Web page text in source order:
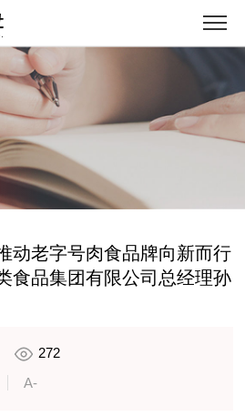
动老字号肉食品牌向新而行
品集团有限公司总经理孙
272
A-